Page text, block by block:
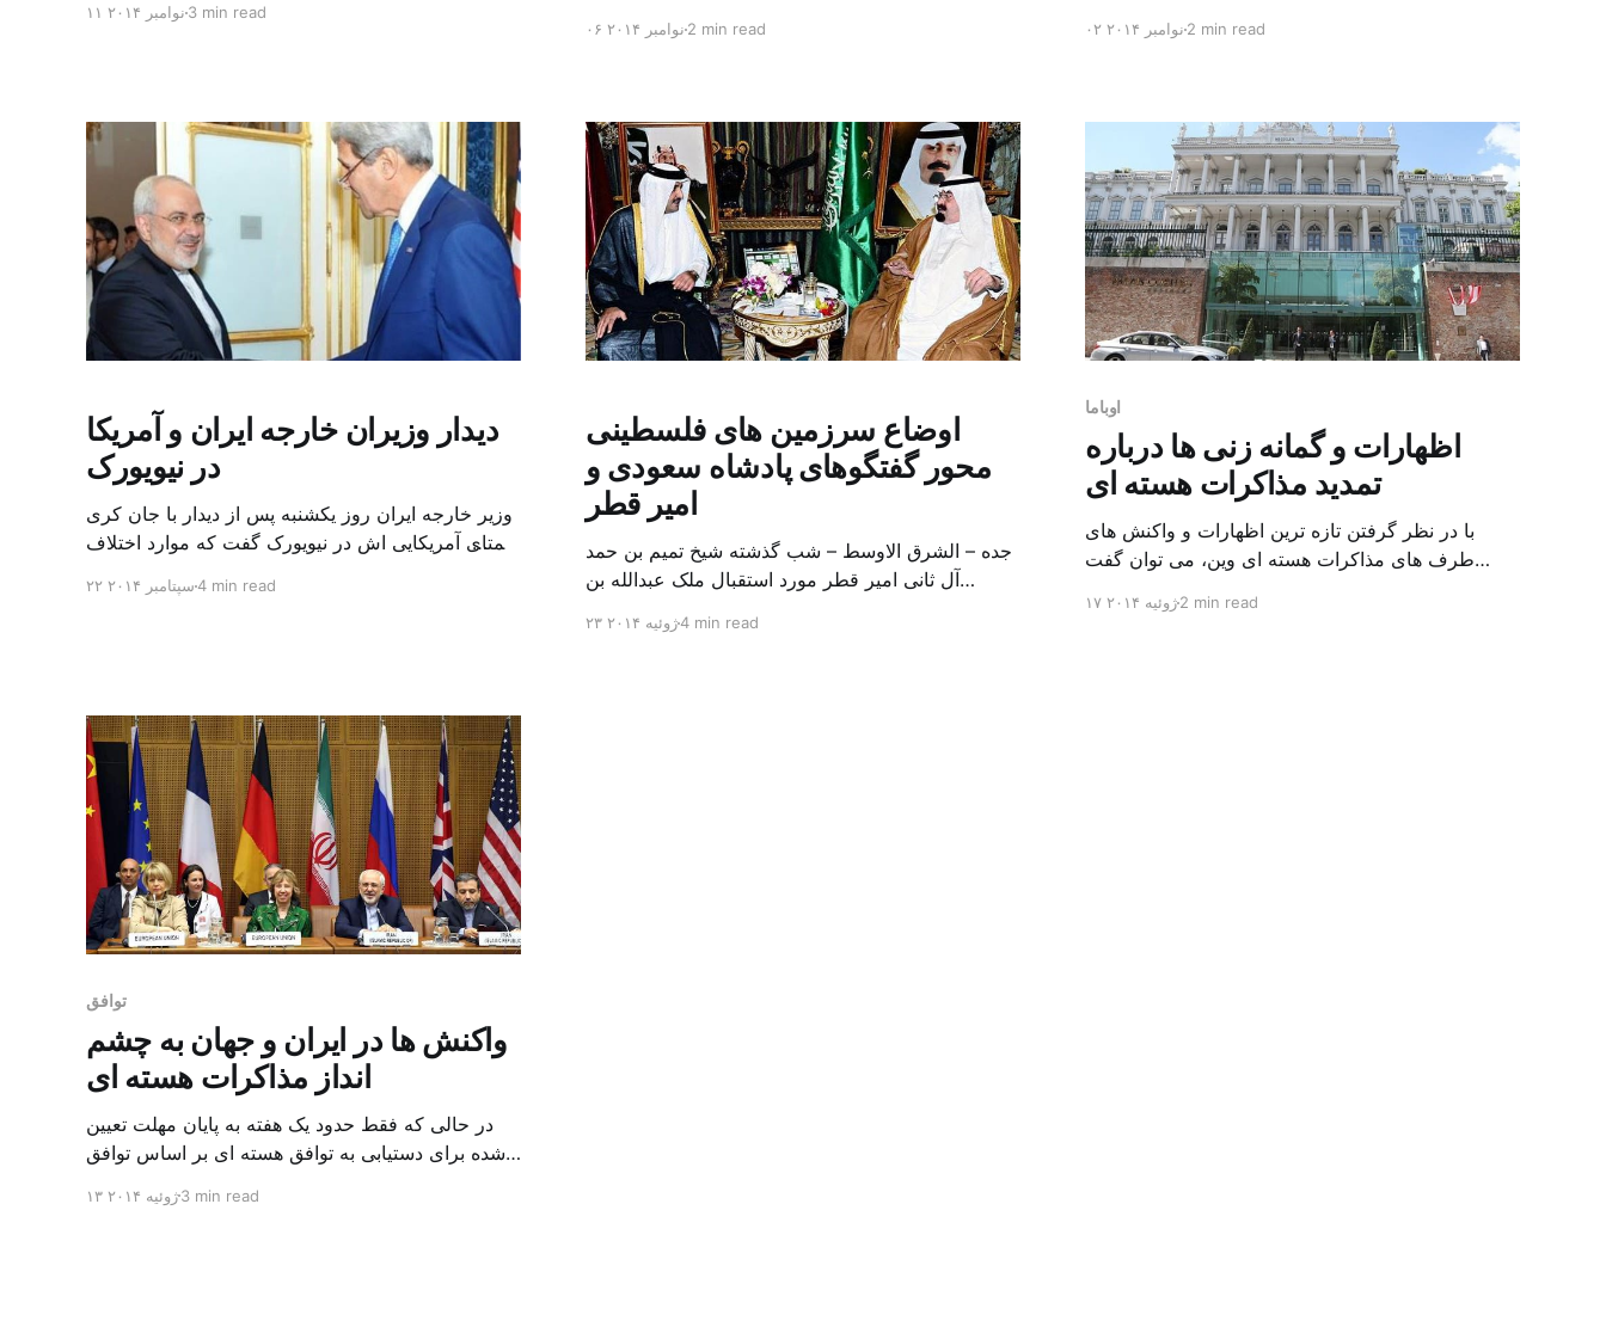
کاترین اشتون نماینده اتحادیه اروپا در مسقط پایتخت
۱۱ نوامبر ۲۰۱۴ 3 min read
گفت: «اگر بتوانیم با ایران به توافقی خوب برسیم که
۰۶ نوامبر ۲۰۱۴2 min read
در مسقط برگزار خواهد شد. به گزارش خبرگزاری ها،
۰۲ نوامبر ۲۰۱۴2 min read
دیدار وزیران خارجه ایران و آمریکا
در نیویورک
وزیر خارجه ایران روز یکشنبه پس از دیدار با جان کری
همتای آمریکایی اش در نیویورک گفت که موارد اختلاف
به حداقل رساندن اختلافات هستند. محمد جواد ظریف
۲۲ سپتامبر ۲۰۱۴4 min read
اوضاع سرزمین های فلسطینی
محور گفتگوهای پادشاه سعودی و
امیر قطر
جده – الشرق الاوسط – شب گذشته شیخ تمیم بن حمد
آل ثانی امیر قطر مورد استقبال ملک عبدالله بن
این دیدار افق همکاری بین دو کشور و رویدادها در
۲۳ ژوئیه ۲۰۱۴4 min read
اوباما
اظهارات و گمانه زنی ها درباره
تمدید مذاکرات هسته ای
با در نظر گرفتن تازه ترین اظهارات و واکنش های
طرف های مذاکرات هسته ای وین، می توان گفت
موضوع تمدید مذاکرات و چگونگی آنست. محمد جواد
۱۷ ژوئیه ۲۰۱۴2 min read
توافق
واکنش ها در ایران و جهان به چشم
انداز مذاکرات هسته ای
در حالی که فقط حدود یک هفته به پایان مهلت تعیین
شده برای دستیابی به توافق هسته ای بر اساس توافق
برای دستیابی به توافق جامع با حضور وزیران خارجه
۱۳ ژوئیه ۲۰۱۴3 min read